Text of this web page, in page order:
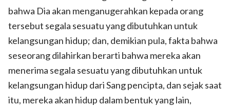
bahwa Dia akan menganugerahkan kepada orang
tersebut segala sesuatu yang dibutuhkan untuk
kelangsungan hidup; dan, demikian pula, fakta bahwa
seseorang dilahirkan berarti bahwa mereka akan
menerima segala sesuatu yang dibutuhkan untuk
kelangsungan hidup dari Sang pencipta, dan sejak saat
itu, mereka akan hidup dalam bentuk yang lain,